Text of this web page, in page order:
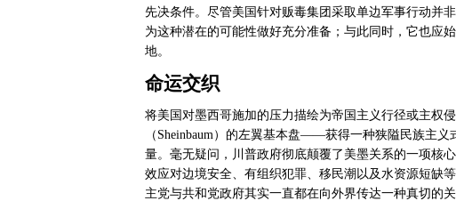
先决条件。尽管美国针对贩毒集团采取单边军事行动并
为这种潜在的可能性做好充分准备；与此同时，它也应
地。
命运交织
将美国对墨西哥施加的压力描绘为帝国主义行径或主
（ Sheinbaum）的左翼基本盘——获得一种狭隘民族主义
量。毫无疑问，川普政府彻底颠覆了美墨关系的一项
效应对边境安全、有组织犯罪、移民潮以及水资源短缺
主党与共和党政府其实一直都在向外界传达一种真切的